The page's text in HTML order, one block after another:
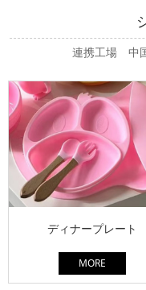
連携工場 中
ディナープレート
MORE